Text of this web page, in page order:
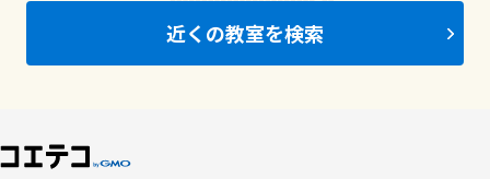
近くの教室を検索